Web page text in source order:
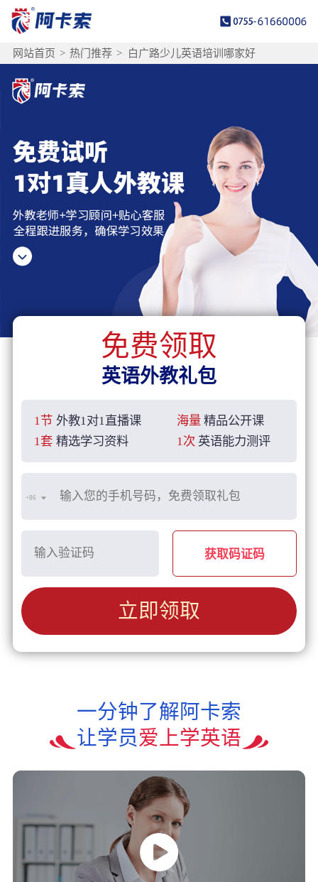
网站首页 > 热门推荐 > 白广路少儿英语培训哪家好
免费领取
英语外教礼包
1节 外教1对1直播课 海量 精品公开课
1套 精选学习资料 1次 英语能力测评
+86
获取码证码
立即领取
一分钟了解阿卡索
让学员爱上学英语